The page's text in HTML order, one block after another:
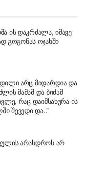
ის დაკრძალა, იმავე
ოჯახში
არც მიდარდია და
მამამ და ბიძამ
რაც დაიმსახურა ის
შევედი და..”
არასდროს არ